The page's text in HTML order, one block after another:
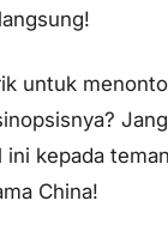
untuk
ini kepada
China!